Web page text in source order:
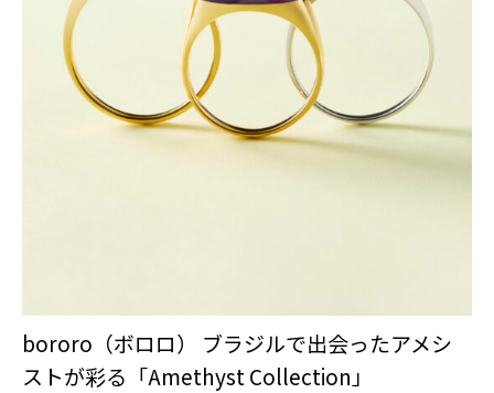
bororo（ボロロ） ブラジルで出会ったアメシ
ストが彩る「Amethyst Collection」